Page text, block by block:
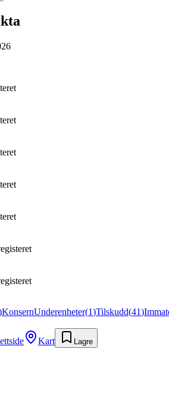
KonsernUnderenheter(1)Tilskudd(41)
Kart Lagre